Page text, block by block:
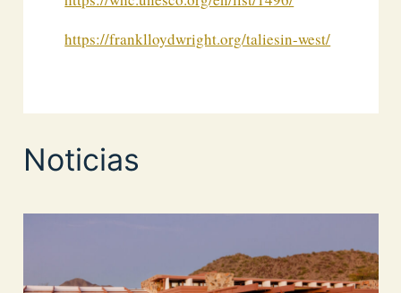
https://franklloydwright.org/taliesin-west/
Noticias